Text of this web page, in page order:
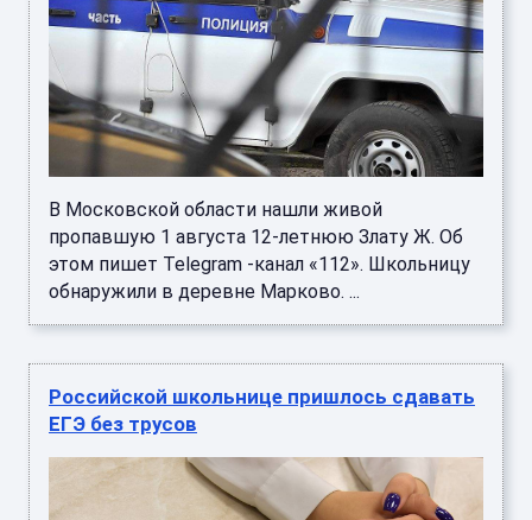
В Московской области нашли живой
пропавшую 1 августа 12-летнюю Злату Ж. Об
этом пишет Telegram -канал «112». Школьницу
обнаружили в деревне Марково. ...
Российской школьнице пришлось сдавать
ЕГЭ без трусов